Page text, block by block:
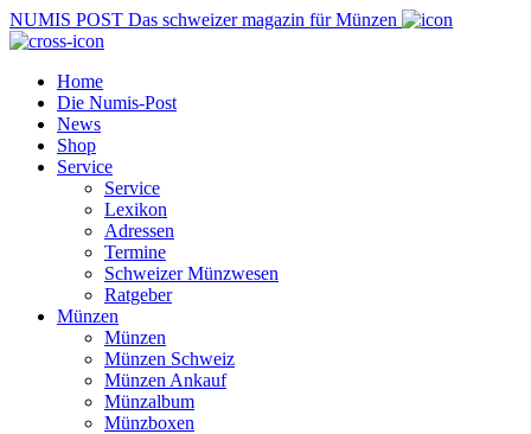
NUMIS POST Das schweizer magazin für Münzen
Home
Die Numis-Post
News
Shop
Service
Service
Lexikon
Adressen
Termine
Schweizer Münzwesen
Ratgeber
Münzen
Münzen
Münzen Schweiz
Münzen Ankauf
Münzalbum
Münzboxen